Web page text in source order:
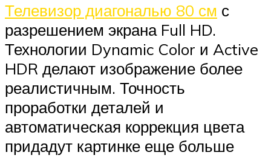
Телевизор диагональю 80 см с
разрешением экрана Full HD.
Технологии Dynamic Color и Active
HDR делают изображение более
реалистичным. Точность
проработки деталей и
автоматическая коррекция цвета
придадут картинке еще больше